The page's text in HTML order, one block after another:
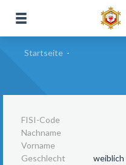
Startseite -
FISI-Code
Nachname
Vorname
Geschlecht
weiblich